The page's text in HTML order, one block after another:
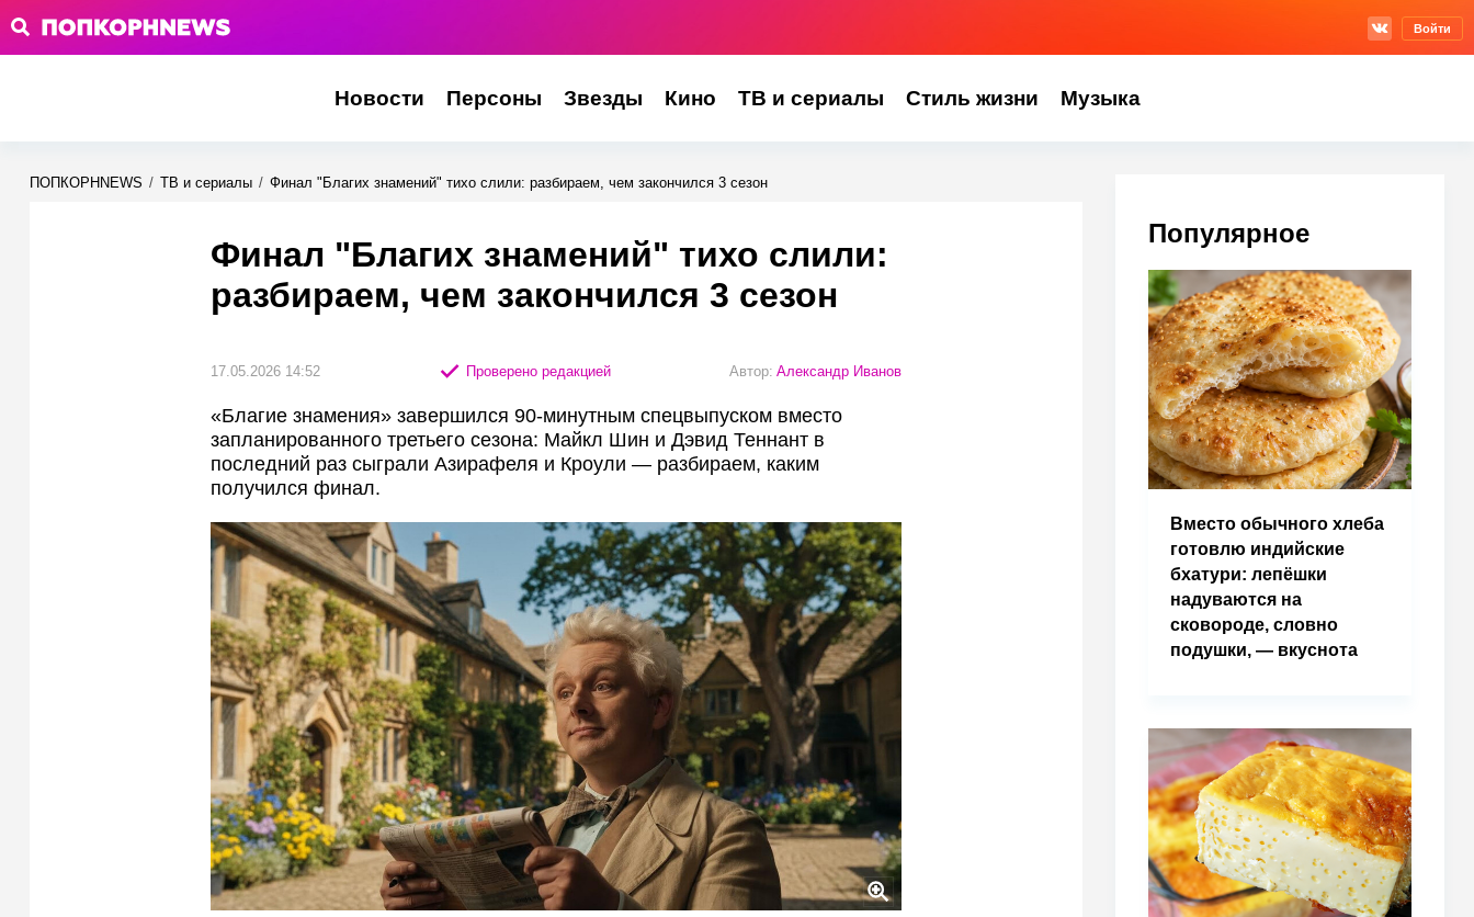
Войти
Новости Персоны Звезды Кино ТВ и сериалы Стиль жизни Музыка
ПОПКОРНNEWS / ТВ и сериалы / Финал "Благих знамений" тихо слили: разбираем, чем закончился 3 сезон
Финал "Благих знамений" тихо слили:
разбираем, чем закончился 3 сезон
17.05.2026 14:52 Проверено редакцией Автор: Александр Иванов
«Благие знамения» завершился 90‑минутным спецвыпуском вместо
запланированного третьего сезона: Майкл Шин и Дэвид Теннант в
последний раз сыграли Азирафеля и Кроули — разбираем, каким
получился финал.
Популярное
Вместо обычного хлеба
готовлю индийские
бхатури: лепёшки
надуваются на
сковороде, словно
подушки, — вкуснота